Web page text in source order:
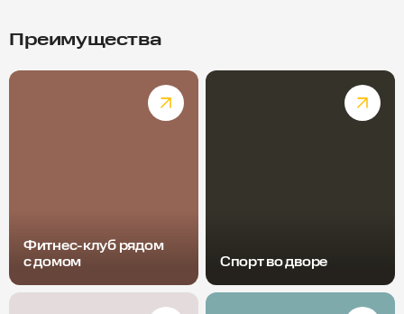
Преимущества
Фитнес-клуб рядом
с домом
Спорт во дворе